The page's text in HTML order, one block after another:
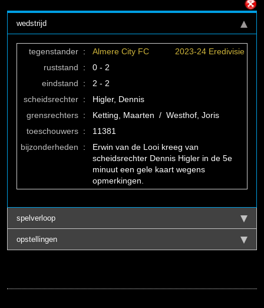
wedstrijd
tegenstander : Almere City FC
2023-24 Eredivisie
ruststand
:
0 - 2
eindstand
:
2 - 2
scheidsrechter :
Higler, Dennis
grensrechters :
Ketting, Maarten / Westhof, Joris
toeschouwers :
11381
bijzonderheden
:
Erwin van de Looi kreeg van
scheidsrechter Dennis Higler in de 5e
minuut een gele kaart wegens
opmerkingen.
spelverloop
opstellingen